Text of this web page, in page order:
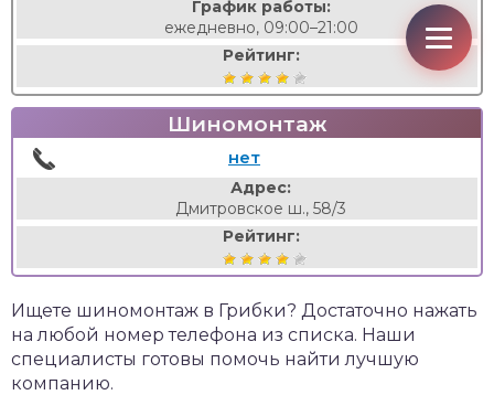
График работы:
ежедневно, 09:00–21:00
Рейтинг:
Шиномонтаж
нет
Адрес:
Дмитровское ш., 58/3
Рейтинг:
Ищете шиномонтаж в Грибки? Достаточно нажать
на любой номер телефона из списка. Наши
специалисты готовы помочь найти лучшую
компанию.